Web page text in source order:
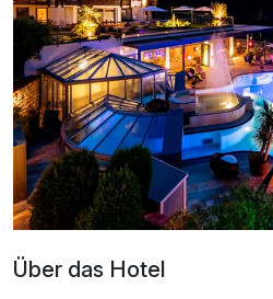
2 Erwachsene
Über das Hotel